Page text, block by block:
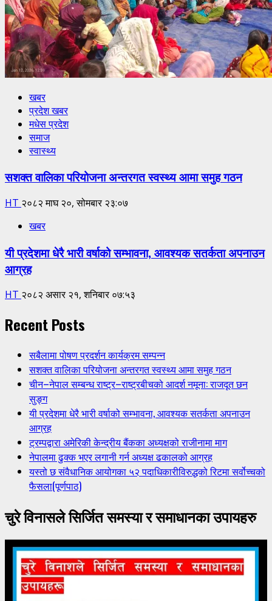
खबर
प्रदेश खबर
मधेस प्रदेश
समाज
स्वास्थ्य
सशक्त वालिका परियोजना अन्तरगत स्वस्थ्य आमा समुह गठन
HT २०८२ माघ २०, सोमबार २३:०७
खबर
यी प्रदेशमा धेरै भारी वर्षाको सम्भावना, आवश्यक सतर्कता अपनाउन
आग्रह
HT २०८२ असार २१, शनिबार ०७:५३
Recent Posts
सबैलामा पोषण प्रदर्शन कार्यक्रम सम्पन्न
सशक्त वालिका परियोजना अन्तरगत स्वस्थ्य आमा समुह गठन
चीन–नेपाल सम्बन्ध राष्ट्र–राष्ट्रबीचको आदर्श नमूना: राजदूत छन
सुङ्ग
यी प्रदेशमा धेरै भारी वर्षाको सम्भावना, आवश्यक सतर्कता अपनाउन
आग्रह
ट्रम्पद्वारा अमेरिकी केन्द्रीय बैंकका अध्यक्षको राजीनामा माग
नेपालमा ढुक्क भएर लगानी गर्न अध्यक्ष ढकालको आग्रह
यस्तो छ संवैधानिक आयोगका ५२ पदाधिकारीविरुद्धको रिटमा सर्वोच्चको
फैसला(पूर्णपाठ)
चुरे विनासले सिर्जित समस्या र समाधानका उपायहरु